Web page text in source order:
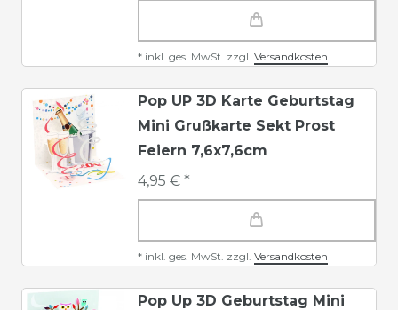
* inkl. ges. MwSt. zzgl. Versandkosten
Pop UP 3D Karte Geburtstag
Mini Grußkarte Sekt Prost
Feiern 7,6x7,6cm
4,95 € *
* inkl. ges. MwSt. zzgl. Versandkosten
Pop Up 3D Geburtstag Mini